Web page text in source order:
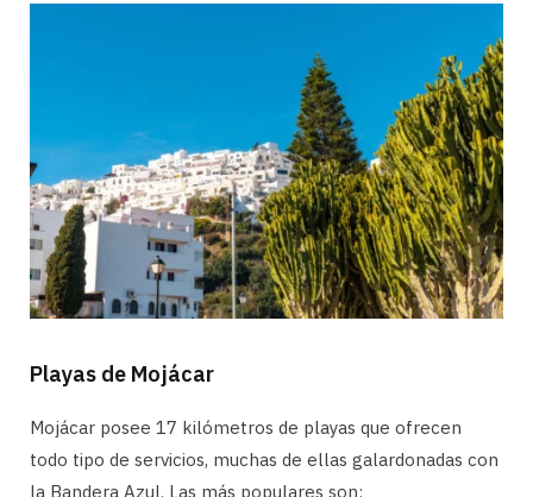
Playas de Mojácar
Mojácar posee 17 kilómetros de playas que ofrecen
todo tipo de servicios, muchas de ellas galardonadas con
la Bandera Azul. Las más populares son: